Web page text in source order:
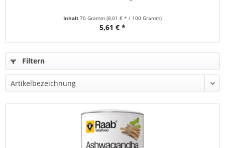
Inhalt 70 Gramm (8,01 € * / 100 Gramm)
5,61 € *
Filtern